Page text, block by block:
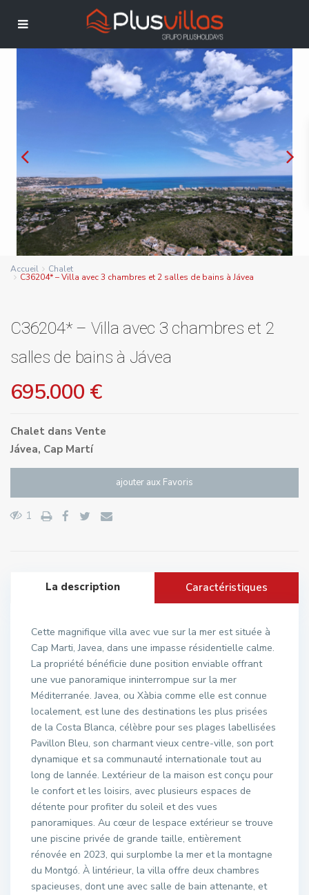
Accueil Chalet
C36204* – Villa avec 3 chambres et 2 salles de bains à Jávea
C36204* – Villa avec 3 chambres et 2
salles de bains à Jávea
695.000 €
Chalet dans Vente
Jávea, Cap Martí
ajouter aux Favoris
1
La description Caractéristiques
Cette magnifique villa avec vue sur la mer est située à
Cap Marti, Javea, dans une impasse résidentielle calme.
La propriété bénéficie dune position enviable offrant
une vue panoramique ininterrompue sur la mer
Méditerranée. Javea, ou Xàbia comme elle est connue
localement, est lune des destinations les plus prisées
de la Costa Blanca, célèbre pour ses plages labellisées
Pavillon Bleu, son charmant vieux centre-ville, son port
dynamique et sa communauté internationale tout au
long de lannée. Lextérieur de la maison est conçu pour
le confort et les loisirs, avec plusieurs espaces de
détente pour profiter du soleil et des vues
panoramiques. Au cœur de lespace extérieur se trouve
une piscine privée de grande taille, entièrement
rénovée en 2023, qui surplombe la mer et la montagne
du Montgó. À lintérieur, la villa offre deux chambres
spacieuses, dont une avec salle de bain attenante, et